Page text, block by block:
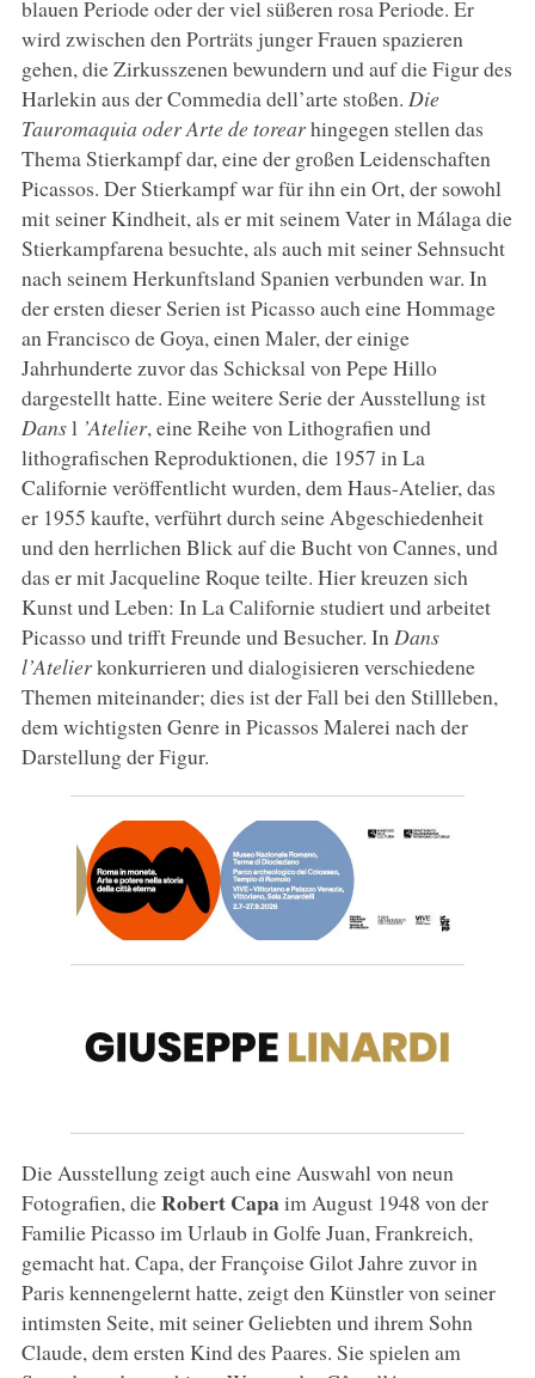
blauen Periode oder der viel süßeren rosa Periode. Er
wird zwischen den Porträts junger Frauen spazieren
gehen, die Zirkusszenen bewundern und auf die Figur des
Harlekin aus der Commedia dell’arte stoßen. Die
Tauromaquia oder Arte de torearhingegen stellen das
Thema Stierkampf dar, eine der großen Leidenschaften
Picassos. Der Stierkampf war für ihn ein Ort, der sowohl
mit seiner Kindheit, als er mit seinem Vater in Málaga die
Stierkampfarena besuchte, als auch mit seiner Sehnsucht
nach seinem Herkunftsland Spanien verbunden war. In
der ersten dieser Serien ist Picasso auch eine Hommage
an Francisco de Goya, einen Maler, der einige
Jahrhunderte zuvor das Schicksal von Pepe Hillo
dargestellt hatte. Eine weitere Serie der Ausstellung ist
Dansl ’Atelier, eine Reihe von Lithografien und
lithografischen Reproduktionen, die 1957 in La
Californie veröffentlicht wurden, dem Haus-Atelier, das
er 1955 kaufte, verführt durch seine Abgeschiedenheit
und den herrlichen Blick auf die Bucht von Cannes, und
das er mit Jacqueline Roque teilte. Hier kreuzen sich
Kunst und Leben: In La Californie studiert und arbeitet
Picasso und trifft Freunde und Besucher. In Dans
l’Atelierkonkurrieren und dialogisieren verschiedene
Themen miteinander; dies ist der Fall bei den Stillleben,
dem wichtigsten Genre in Picassos Malerei nach der
Darstellung der Figur.
Die Ausstellung zeigt auch eine Auswahl von neun
Fotografien, dieRobert Capaim August 1948 von der
Familie Picasso im Urlaub in Golfe Juan, Frankreich,
gemacht hat. Capa, der Françoise Gilot Jahre zuvor in
Paris kennengelernt hatte, zeigt den Künstler von seiner
intimsten Seite, mit seiner Geliebten und ihrem Sohn
Claude, dem ersten Kind des Paares. Sie spielen am